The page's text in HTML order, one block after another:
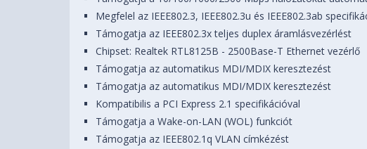
Megfelel az IEEE802.3, IEEE802.3u és IEEE802.3ab
Támogatja az IEEE802.3x teljes duplex áramlásvezérlést
Chipset: Realtek RTL8125B - 2500Base-T Ethernet vezérlő
Támogatja az automatikus MDI/MDIX keresztezést
Támogatja az automatikus MDI/MDIX keresztezést
Kompatibilis a PCI Express 2.1 specifikációval
Támogatja a Wake-on-LAN (WOL) funkciót
Támogatja az IEEE802.1q VLAN címkézést